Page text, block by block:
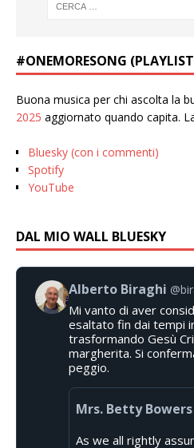
#ONEMORESONG
Buona musica per chi ascolta la
2025 aggiornato quando capita.
Bluesky (con i commenti)
Spotify
YouTube
DAL MIO WALL BLUESKY
Alberto Biraghi
Mi vanto di aver
esaltato fin dai tempi
trasformando Gesù
margherita. Si
peggio.
Mrs. Betty Bowers
As we all rightly